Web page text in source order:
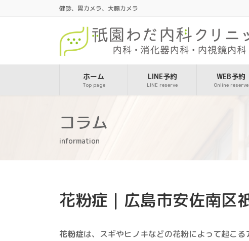
健診、胃カメラ、大腸カメラ
ホーム
Top page
LINE予約
LINE reserve
WEB予約
Online reserve
コラム
information
花粉症｜広島市安佐南区
花粉症は、スギやヒノキなどの花粉によって起こる